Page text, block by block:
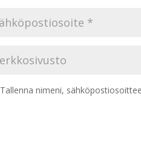
Tallenna nimeni,